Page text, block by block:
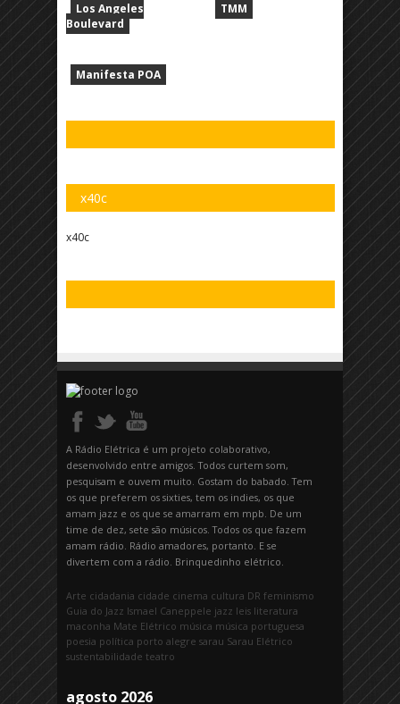
Los Angeles
Boulevard
Manifesta POA
TMM
x40c
x40c
A Rádio Elétrica é um projeto colaborativo,
desenvolvido entre amigos. Todos curtem som,
pesquisam e ouvem muito. Gostam do babado. Tem
os que preferem os sixties, tem os indies, os que
amam jazz e os que se amarram em mpb. De um
time de dez, sete são músicos. Todos os que fazem
amam rádio. Rádio amadores, portanto. E se
divertem com a rádio. Brinquedinho elétrico.
Arte cidadania cidade cinema cultura DR feminismo
Guia do Jazz Ismael Caneppele jazz leis literatura
maconha Mate Elétrico música música portuguesa
poesia política porto alegre sarau Sarau Elétrico
sustentabilidade teatro
agosto 2026